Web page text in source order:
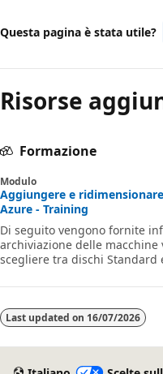
Questa pagina è stata utile?
Risorse
Formazione
Modulo
Aggiungere e
Azure - Training
Di seguito vengono fornite
archiviazione delle
scegliere tra dischi
Last updated on 16/07/2026